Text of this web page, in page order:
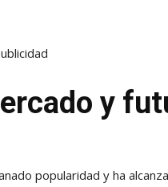
y
popularidad y ha